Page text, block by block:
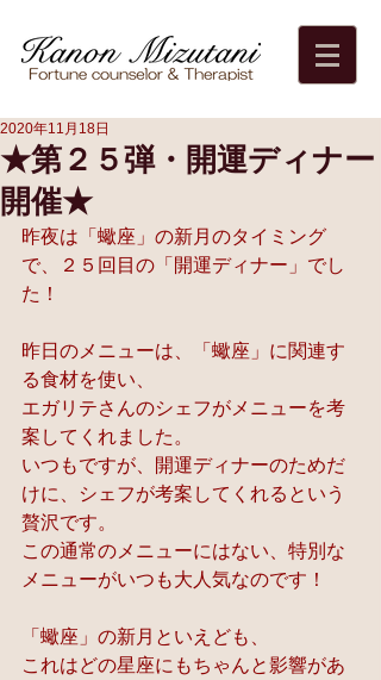
★第２５弾・開運ディナー
開催★
2020年11月18日
昨夜は「蠍座」の新月のタイミング
で、２５回目の「開運ディナー」でし
た！
昨日のメニューは、「蠍座」に関連す
る食材を使い、
エガリテさんのシェフがメニューを考
案してくれました。
いつもですが、開運ディナーのためだ
けに、シェフが考案してくれるという
贅沢です。
この通常のメニューにはない、特別な
メニューがいつも大人気なのです！
「蠍座」の新月といえども、
これはどの星座にもちゃんと影響があ